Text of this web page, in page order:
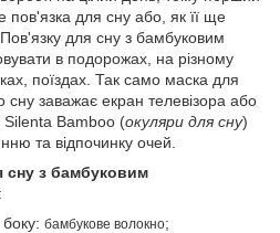
для сну або, як її ще
Пов'язку для сну з бамбуковим
в подорожах, на різному
поїздах. Так само маска для
заважає екран телевізора або
Silenta Bamboo (окуляри для сну)
та відпочинку очей.
сну з бамбуковим
:
бамбукове волокно;